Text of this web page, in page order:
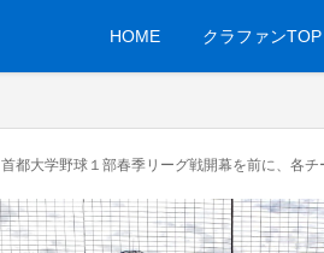
HOME クラファンTOP
首都大学野球１部春季リーグ戦開幕を前に、各チ